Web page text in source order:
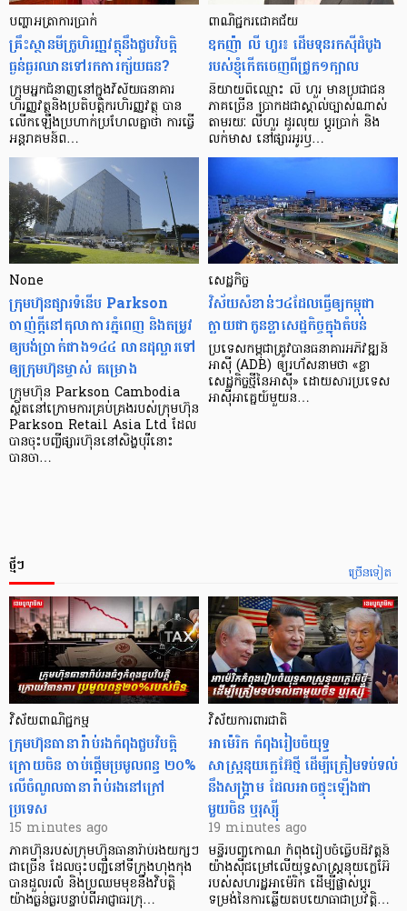
បញ្ហា​អត្រា​ការប្រាក់
គ្រឹះស្ថាន​មីក្រូ​ហិរញ្ញវត្ថុ​នឹង​ជួប​វិបត្តិ​
ធ្ងន់ធ្ងរ​ឈាន​ទៅ​រក​ការ​ក្ស័យធន?
ក្រុម​អ្នក​ជំនាញ​នៅ​ក្នុង​វិស័យ​ធនាគារ
ហិរញ្ញវត្ថុ​និង​ប្រតិបត្តិករ​ហិរញ្ញ​វត្ថុ បាន​​
លើក​ឡើង​ប្រហាក់​ប្រហែល​គ្នា​ថា ការ​ធ្វើ​
អន្តរាគមន៍​ព…
ពាណិជ្ជករជោគជ័យ
ឧកញ៉ា លី ហួរ៖ ដើមទុនរកស៊ីដំបូង
របស់ខ្ញុំកើតចេញពីជ្រូក១ក្បាល
និយាយ​ពី​ឈ្មោះ លី ហួរ មាន​ប្រជាជន​
ភាគ​ច្រើន ប្រាកដ​ជា​ស្គាល់​ច្បាស់​ណាស់
តាមរយៈ លីហួរ ដូរ​លុយ ប្តូរ​បា្រក់ និង​
លក់​មាស នៅ​ផ្សារ​អូរ​ឫ…
None
ក្រុមហ៊ុនផ្សារទំនើប Parkson
ចាញ់ក្ដីនៅតុលាការភ្នំពេញ និងតម្រូវ
ឲ្យបង់ប្រាក់ជាង១៤៤ លានដុល្លារទៅ
ឲ្យក្រុមហ៊ុនម្ចាស់ គម្រោង
ក្រុមហ៊ុន Parkson Cambodia
ស្ថិតនៅក្រោមការគ្រប់គ្រងរបស់ក្រុមហ៊ុន
Parkson Retail Asia Ltd ដែល
បានចុះបញ្ចីផ្សារហ៊ុននៅសិង្ហបុរីនោះ
បានចា…
សេដ្ឋកិច្ច​
វិស័យ​សំខាន់ៗ​៤​ដែល​ធ្វើ​ឲ្យ​កម្ពុជា​
ក្លាយ​ជា​កូន​ខ្លា​សេដ្ឋកិច្ច​ក្នុង​តំបន់
ប្រទេស​កម្ពុជា​ត្រូវ​បាន​ធនាគារ​អភិវឌ្ឍន៍​
អាស៊ី (ADB) ឲ្យ​រហ័ស​នាមថា «ខ្លា​
សេដ្ឋកិច្ច​ថ្មី​នៃ​អាស៊ី» ដោយសារ​ប្រទេស​
អាស៊ី​អាគ្នេយ៍​មួយ​ន…
ច្រើនទៀត
ថ្មីៗ
វិស័យពាណិជ្ជកម្ម
ក្រុមហ៊ុនធានារ៉ាប់រងកំពុងជួបវិបត្តិ
ក្រោយចិន ចាប់ផ្តើមប្រមូលពន្ធ ២០%
លើចំណូលធានារ៉ាប់រងនៅក្រៅ
ប្រទេស
15 minutes ago
ភាគហ៊ុនរបស់ក្រុមហ៊ុនធានារ៉ាប់រងយក្សៗ
ជាច្រើន ដែលចុះបញ្ជីនៅទីក្រុងហុងកុង
បានដួលរលំ និងប្រឈមមុខនឹងវិបត្តិ
យ៉ាងធ្ងន់ធ្ងរបន្ទាប់ពីអាជ្ញាធរក្រុ…
វិស័យការពារជាតិ
អាម៉េរិក កំពុងរៀបចំយុទ្ធ
សាស្ត្រនុយក្លេអ៊ែថ្មី ដើម្បីត្រៀមទប់ទល់
នឹងសង្គ្រាម ដែលអាចផ្ទុះឡើងជា
មួយចិន ឬរុស្ស៊ី
19 minutes ago
មន្ទីរបញ្ចកោណ កំពុងរៀបចំធ្វើបដិវត្តន៍
យ៉ាងស៊ីជម្រៅលើយុទ្ធសាស្ត្រនុយក្លេអ៊ែ
របស់សហរដ្ឋអាម៉េរិក ដើម្បីផ្លាស់ប្តូរ
ទម្រង់នៃការឆ្លើយតបយោធាជាប្រវត្តិ…